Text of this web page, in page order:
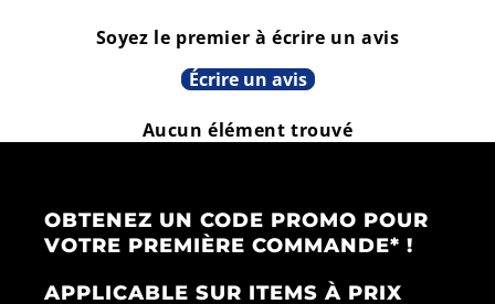
Soyez le premier à écrire un avis
Écrire un avis
Aucun élément trouvé
OBTENEZ UN CODE PROMO POUR
VOTRE PREMIÈRE COMMANDE* !
APPLICABLE SUR ITEMS À PRIX